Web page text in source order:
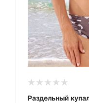
Раздельный